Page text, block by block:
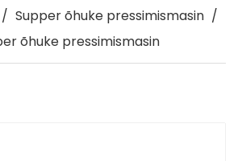
/ Supper õhuke pressimismasin /
õhuke pressimismasin